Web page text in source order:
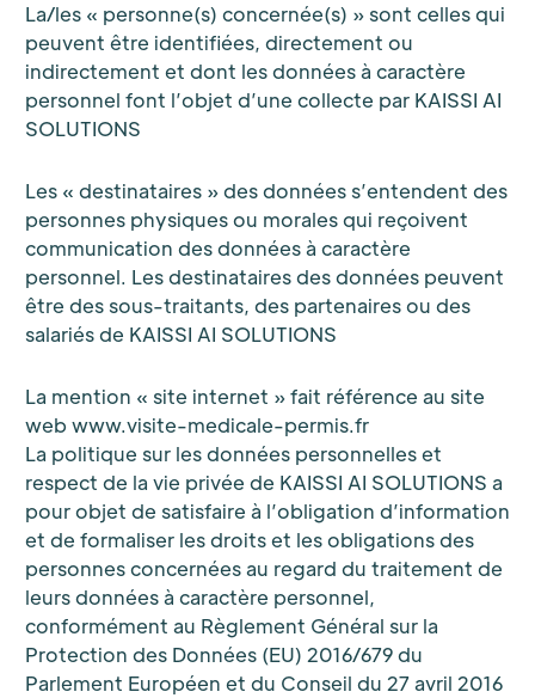
La/les « personne(s) concernée(s) » sont celles qui
peuvent être identifiées, directement ou
indirectement et dont les données à caractère
personnel font l’objet d’une collecte par KAISSI AI
SOLUTIONS
Les « destinataires » des données s’entendent des
personnes physiques ou morales qui reçoivent
communication des données à caractère
personnel. Les destinataires des données peuvent
être des sous-traitants, des partenaires ou des
salariés de KAISSI AI SOLUTIONS
La mention « site internet » fait référence au site
web www.visite-medicale-permis.fr
La politique sur les données personnelles et
respect de la vie privée de KAISSI AI SOLUTIONS a
pour objet de satisfaire à l’obligation d’information
et de formaliser les droits et les obligations des
personnes concernées au regard du traitement de
leurs données à caractère personnel,
conformément au Règlement Général sur la
Protection des Données (EU) 2016/679 du
Parlement Européen et du Conseil du 27 avril 2016